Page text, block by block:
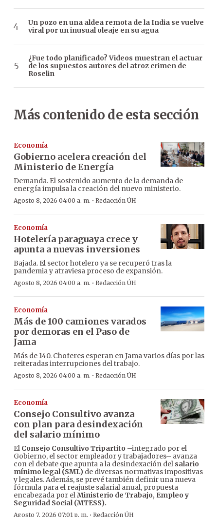
Un pozo en una aldea remota de la India se vuelve
viral por un inusual oleaje en su agua
¿Fue todo planificado? Videos muestran el actuar
de los supuestos autores del atroz crimen de
Roselin
Más contenido de esta sección
Economía
Gobierno acelera creación del
Ministerio de Energía
Demanda. El sostenido aumento de la demanda de
energía impulsa la creación del nuevo ministerio.
Agosto 8, 2026 04:00 a. m. · Redacción ÚH
Economía
Hotelería paraguaya crece y
apunta a nuevas inversiones
Bajada. El sector hotelero ya se recuperó tras la
pandemia y atraviesa proceso de expansión.
Agosto 8, 2026 04:00 a. m. · Redacción ÚH
Economía
Más de 100 camiones varados
por demoras en el Paso de
Jama
Más de 140. Choferes esperan en Jama varios días por las
reiteradas interrupciones del trabajo.
Agosto 8, 2026 04:00 a. m. · Redacción ÚH
Economía
Consejo Consultivo avanza
con plan para desindexación
del salario mínimo
El Consejo Consultivo Tripartito –integrado por el
Gobierno, el sector empleador y trabajadores– avanza
con el debate que apunta a la desindexación del salario
mínimo legal (SML) de diversas normativas impositivas
y legales. Además, se prevé también definir una nueva
fórmula para el reajuste salarial anual, propuesta
encabezada por elMinisterio de Trabajo, Empleo y
Seguridad Social (MTESS).
Agosto 7, 2026 07:01 p. m. Redacción ÚH